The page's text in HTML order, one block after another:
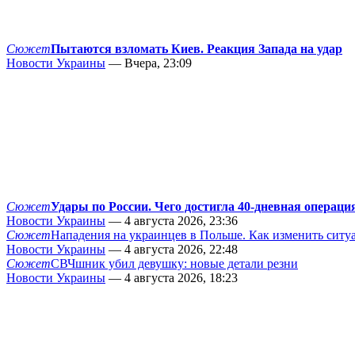
СюжетПытаются взломать Киев. Реакция Запада на удар
Новости Украины — Вчера, 23:09
СюжетУдары по России. Чего достигла 40-дневная
Новости Украины — 4 августа 2026, 23:36
СюжетНападения на украинцев в Польше. Как изменить
Новости Украины — 4 августа 2026, 22:48
СюжетСВЧшник убил девушку: новые детали резни
Новости Украины — 4 августа 2026, 18:23